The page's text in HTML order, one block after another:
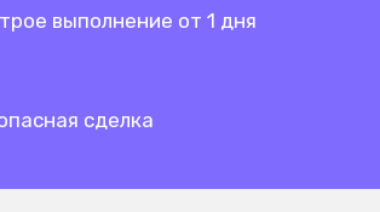
выполнение от 1 дня
сделка